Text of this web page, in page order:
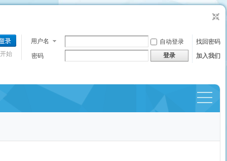
用户名 自动登录
找回密码
密码
登录 加入我们
始